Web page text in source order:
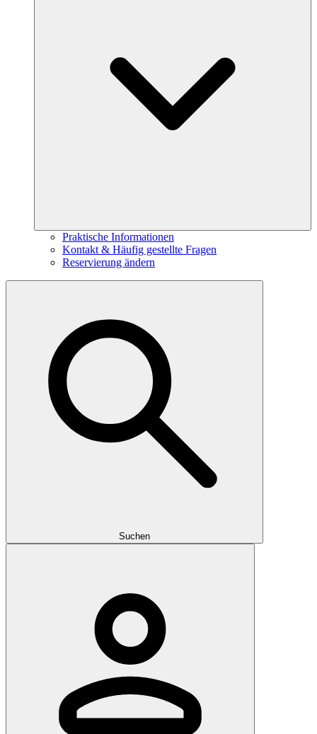
Praktische Informationen
Kontakt & Häufig gestellte Fragen
Reservierung ändern
Suchen